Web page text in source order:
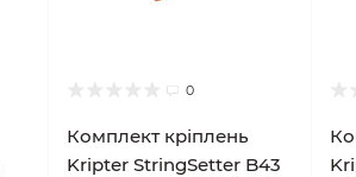
0
Комплект кріплень
Kripter StringSetter B43